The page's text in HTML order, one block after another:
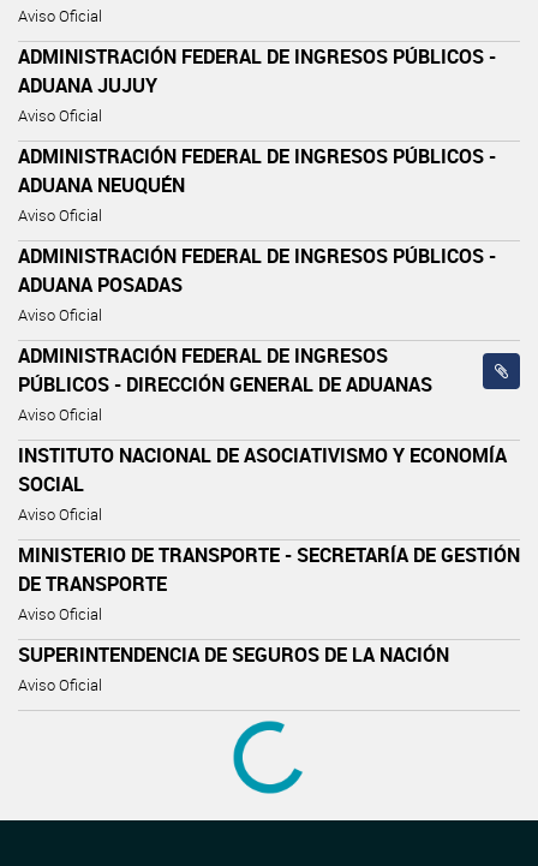
Aviso Oficial
ADMINISTRACIÓN FEDERAL DE INGRESOS PÚBLICOS -
ADUANA JUJUY
Aviso Oficial
ADMINISTRACIÓN FEDERAL DE INGRESOS PÚBLICOS -
ADUANA NEUQUÉN
Aviso Oficial
ADMINISTRACIÓN FEDERAL DE INGRESOS PÚBLICOS -
ADUANA POSADAS
Aviso Oficial
ADMINISTRACIÓN FEDERAL DE INGRESOS
PÚBLICOS - DIRECCIÓN GENERAL DE ADUANAS
Aviso Oficial
INSTITUTO NACIONAL DE ASOCIATIVISMO Y ECONOMÍA
SOCIAL
Aviso Oficial
MINISTERIO DE TRANSPORTE - SECRETARÍA DE GESTIÓN
DE TRANSPORTE
Aviso Oficial
SUPERINTENDENCIA DE SEGUROS DE LA NACIÓN
Aviso Oficial
ASOCIACIONES SINDICALES
MINISTERIO DE TRABAJO, EMPLEO Y SEGURIDAD
SOCIAL